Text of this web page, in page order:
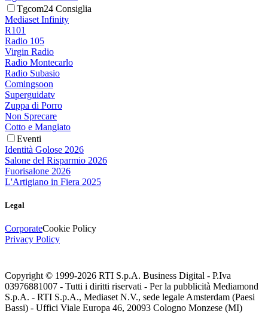
Tgcom24 Consiglia
Mediaset Infinity
R101
Radio 105
Virgin Radio
Radio Montecarlo
Radio Subasio
Comingsoon
Superguidatv
Zuppa di Porro
Non Sprecare
Cotto e Mangiato
Eventi
Identità Golose 2026
Salone del Risparmio 2026
Fuorisalone 2026
L'Artigiano in Fiera 2025
Legal
CorporateCookie Policy
Privacy Policy
Copyright © 1999-2026 RTI S.p.A. Business Digital - P.Iva
03976881007 - Tutti i diritti riservati - Per la pubblicità Mediamond
S.p.A. - RTI S.p.A., Mediaset N.V., sede legale Amsterdam (Paesi
Bassi) - Uffici Viale Europa 46, 20093 Cologno Monzese (MI)